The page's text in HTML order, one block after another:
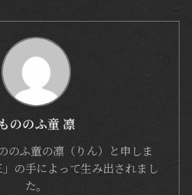
もののふ童 凛
のふ童の凛（りん）と申しま
の手によって生み出されまし
た。